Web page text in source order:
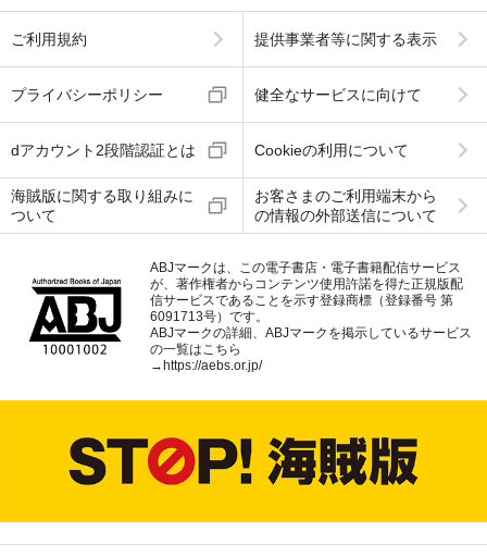
ご利用規約 提供事業者等に関する表示
プライバシーポリシー 健全なサービスに向けて
dアカウント2段階認証とは Cookieの利用について
海賊版に関する取り組みに
ついて
お客さまのご利用端末から
の情報の外部送信について
ABJマークは、この電子書店・電子書籍配信サービス
が、著作権者からコンテンツ使用許諾を得た正規版配
信サービスであることを示す登録商標（登録番号 第
6091713号）です。
ABJマークの詳細、ABJマークを掲示しているサービス
の一覧はこちら
→https://aebs.or.jp/